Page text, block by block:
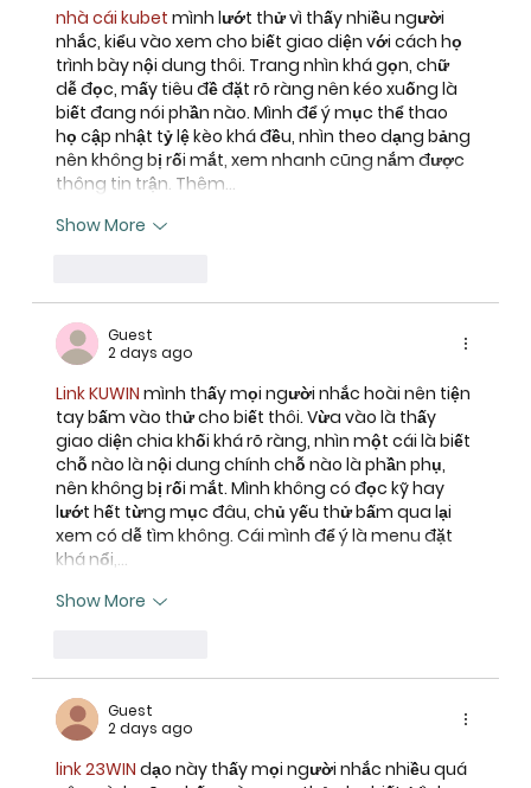
nhà cái kubet mình lướt thử vì thấy nhiều người
nhắc, kiểu vào xem cho biết giao diện với cách họ
trình bày nội dung thôi. Trang nhìn khá gọn, chữ
dễ đọc, mấy tiêu đề đặt rõ ràng nên kéo xuống là
biết đang nói phần nào. Mình để ý mục thể thao
họ cập nhật tỷ lệ kèo khá đều, nhìn theo dạng bảng
nên không bị rối mắt, xem nhanh cũng nắm được
thông tin trận. Thêm…
Show More
Guest
2 days ago
Link KUWIN mình thấy mọi người nhắc hoài nên tiện
tay bấm vào thử cho biết thôi. Vừa vào là thấy
giao diện chia khối khá rõ ràng, nhìn một cái là biết
chỗ nào là nội dung chính chỗ nào là phần phụ,
nên không bị rối mắt. Mình không có đọc kỹ hay
lướt hết từng mục đâu, chủ yếu thử bấm qua lại
xem có dễ tìm không. Cái mình để ý là menu đặt
khá nổi,…
Show More
Guest
2 days ago
link 23WIN dạo này thấy mọi người nhắc nhiều quá